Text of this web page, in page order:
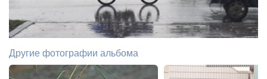
Другие фотографии альбома